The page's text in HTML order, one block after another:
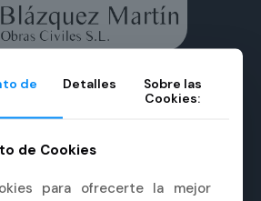
en obras
y medioambientales con
Badajoz, Ávila,
de
Detalles
Sobre las
Cookies:
de Cookies
para ofrecerte la mejor